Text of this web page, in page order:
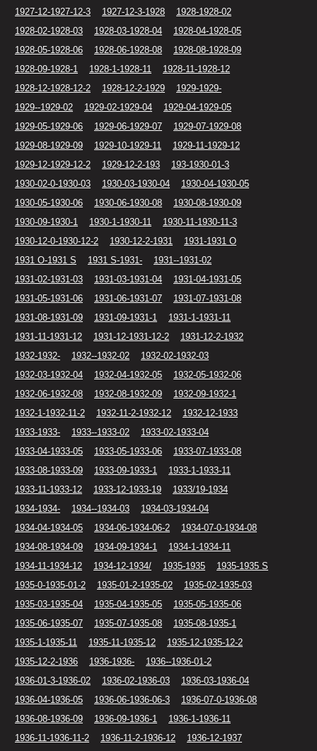
1927-12-1927-12-3 1927-12-3-1928
1928-1928-02
1928-02-1928-03
1928-03-1928-04
1928-04-1928-05
1928-05-1928-06
1928-06-1928-08
1928-08-1928-09
1928-09-1928-1
1928-1-1928-11
1928-11-1928-12
1928-12-1928-12-2
1928-12-2-1929
1929-1929-
1929--1929-02
1929-02-1929-04
1929-04-1929-05
1929-05-1929-06
1929-06-1929-07
1929-07-1929-08
1929-08-1929-09
1929-10-1929-11
1929-11-1929-12
1929-12-1929-12-2
1929-12-2-193
193-1930-01-3
1930-02-0-1930-03
1930-03-1930-04
1930-04-1930-05
1930-05-1930-06
1930-06-1930-08
1930-08-1930-09
1930-09-1930-1
1930-1-1930-11
1930-11-1930-11-3
1930-12-0-1930-12-2
1930-12-2-1931
1931-1931 O
1931 O-1931 S
1931 S-1931-
1931--1931-02
1931-02-1931-03
1931-03-1931-04
1931-04-1931-05
1931-05-1931-06
1931-06-1931-07
1931-07-1931-08
1931-08-1931-09
1931-09-1931-1
1931-1-1931-11
1931-11-1931-12
1931-12-1931-12-2
1931-12-2-1932
1932-1932-
1932--1932-02
1932-02-1932-03
1932-03-1932-04
1932-04-1932-05
1932-05-1932-06
1932-06-1932-08
1932-08-1932-09
1932-09-1932-1
1932-1-1932-11-2
1932-11-2-1932-12
1932-12-1933
1933-1933-
1933--1933-02
1933-02-1933-04
1933-04-1933-05
1933-05-1933-06
1933-07-1933-08
1933-08-1933-09
1933-09-1933-1
1933-1-1933-11
1933-11-1933-12
1933-12-1933-19
1933/19-1934
1934-1934-
1934--1934-03
1934-03-1934-04
1934-04-1934-05
1934-06-1934-06-2
1934-07-0-1934-08
1934-08-1934-09
1934-09-1934-1
1934-1-1934-11
1934-11-1934-12
1934-12-1934/ 1935-1935
1935-1935 S
1935-0-1935-01-2
1935-01-2-1935-02
1935-02-1935-03
1935-03-1935-04
1935-04-1935-05
1935-05-1935-06
1935-06-1935-07
1935-07-1935-08
1935-08-1935-1
1935-1-1935-11
1935-11-1935-12
1935-12-1935-12-2
1935-12-2-1936
1936-1936-
1936--1936-01-2
1936-01-3-1936-02
1936-02-1936-03
1936-03-1936-04
1936-04-1936-05
1936-06-1936-06-3
1936-07-0-1936-08
1936-08-1936-09
1936-09-1936-1
1936-1-1936-11
1936-11-1936-11-2
1936-11-2-1936-12
1936-12-1937